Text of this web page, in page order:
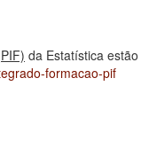
da Estatística
formacao-pif